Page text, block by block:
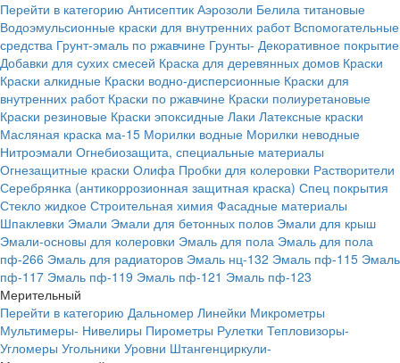
Перейти в категорию Антисептик Аэрозоли Белила титановые
Водоэмульсионные краски для внутренних работ Вспомогательные
средства Грунт-эмаль по ржавчине Грунты- Декоративное покрытие
Добавки для сухих смесей Краска для деревянных домов Краски
Краски алкидные Краски водно-дисперсионные Краски для
внутренних работ Краски по ржавчине Краски полиуретановые
Краски резиновые Краски эпоксидные Лаки Латексные краски
Масляная краска ма-15 Морилки водные Морилки неводные
Нитроэмали Огнебиозащита, специальные материалы
Огнезащитные краски Олифа Пробки для колеровки Растворители
Серебрянка (антикоррозионная защитная краска) Спец покрытия
Стекло жидкое Строительная химия Фасадные материалы
Шпаклевки Эмали Эмали для бетонных полов Эмали для крыш
Эмали-основы для колеровки Эмаль для пола Эмаль для пола
пф-266 Эмаль для радиаторов Эмаль нц-132 Эмаль пф-115 Эмаль
пф-117 Эмаль пф-119 Эмаль пф-121 Эмаль пф-123
Мерительный
Перейти в категорию Дальномер Линейки Микрометры
Мультимеры- Нивелиры Пирометры Рулетки Тепловизоры-
Угломеры Угольники Уровни Штангенциркули-